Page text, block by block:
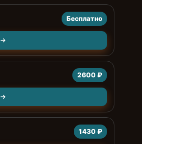
Бесплатно
2600 ₽
1430 ₽